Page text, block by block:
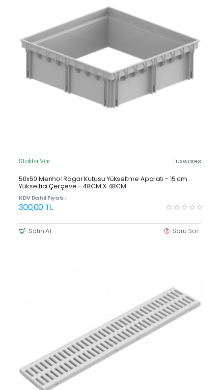
Güncel Fiyat
Yeni Ürün
Stokta Var Luxwares
50x50 Menhol Rögar Kutusu Yükseltme Aparatı - 15 cm
Yükseltici Çerçeve - 48CM X 48CM
KDV Dahil Fiyatı :
300,00 TL
Satın Al Soru Sor